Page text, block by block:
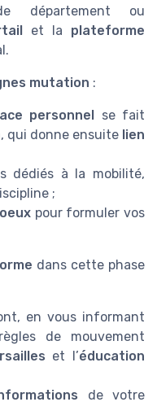
département ou
et la plateforme
mutation :
personnel se fait
, qui donne ensuite lien
dédiés à la mobilité,
;
pour formuler vos
dans cette phase
en vous informant
de mouvement
et l’éducation
de votre